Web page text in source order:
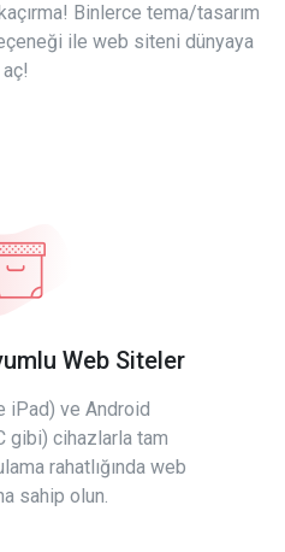
Binlerce tema/tasarım
ile web siteni dünyaya
aç!
Web Siteler
iPad) ve Android
gibi) cihazlarla tam
rahatlığında web
sahip olun.